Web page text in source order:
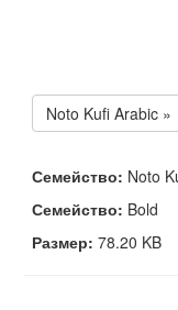
Noto Kufi Arabic »
Семейство: Noto
Семейство: Bold
Размер: 78.20 KB